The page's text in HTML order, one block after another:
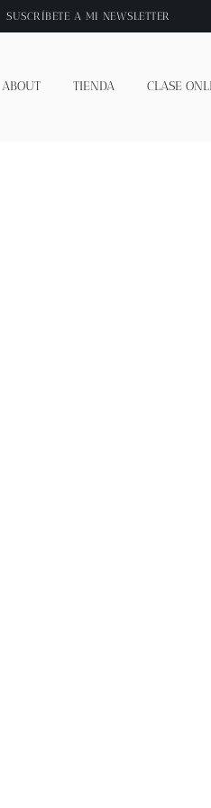
SUSCRÍBETE A MI NEWSLETTER
ABOUT TIENDA CLASE